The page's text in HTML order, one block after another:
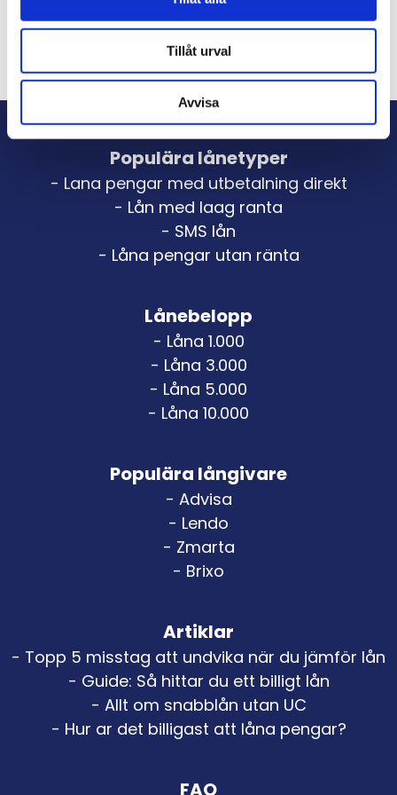
Tillåt urval
Avvisa
Vad är en kreditupplysning?
Vad är kreditscore?
Populära lånetyper
- Lana pengar med utbetalning direkt
- Lån med laag ranta
- SMS lån
- Låna pengar utan ränta
Lånebelopp
- Låna 1.000
- Låna 3.000
- Låna 5.000
- Låna 10.000
Populära långivare
- Advisa
- Lendo
- Zmarta
- Brixo
Artiklar
- Topp 5 misstag att undvika när du jämför lån
- Guide: Så hittar du ett billigt lån
- Allt om snabblån utan UC
- Hur ar det billigast att låna pengar?
FAQ